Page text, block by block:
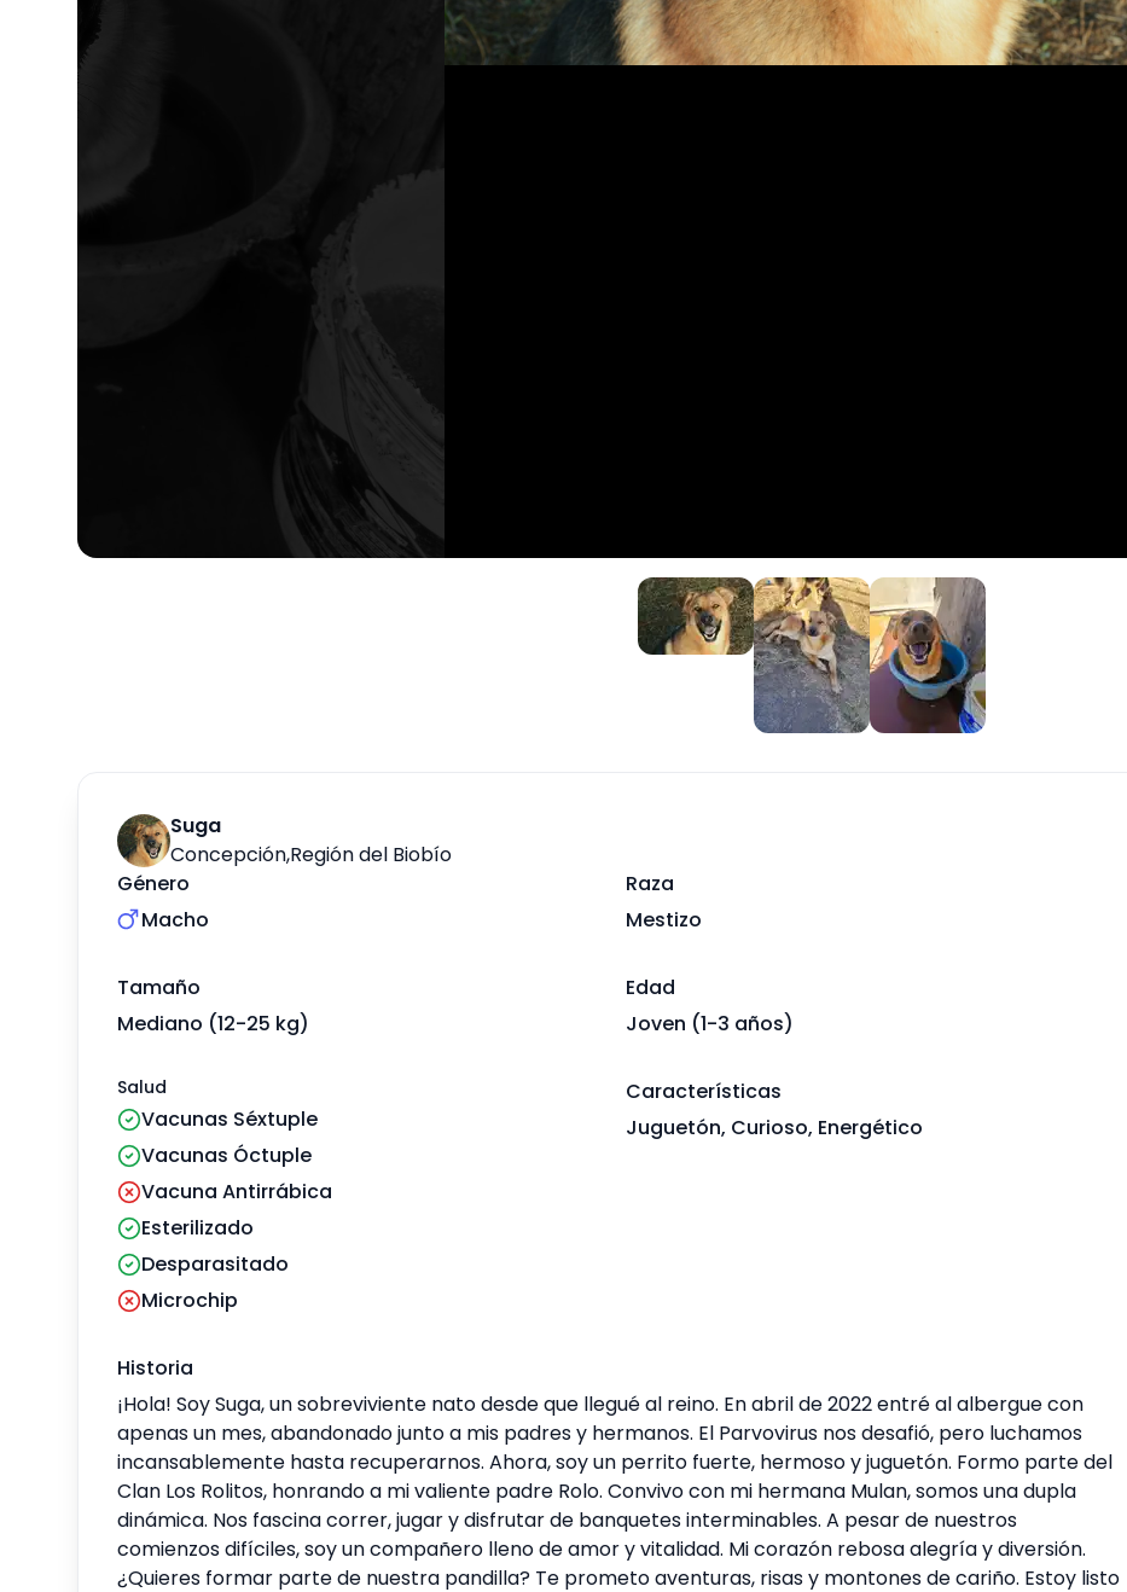
Suga
Concepción,Región del Biobío
Género
Macho
Raza
Mestizo
Tamaño
Mediano (12-25 kg)
Edad
Joven (1-3 años)
Salud
Vacunas Séxtuple
Vacunas Óctuple
Vacuna Antirrábica
Esterilizado
Desparasitado
Microchip
Características
Juguetón, Curioso, Energético
Historia
¡Hola! Soy Suga, un sobreviviente nato desde que llegué al reino. En abril de 2022 entré al albergue con
apenas un mes, abandonado junto a mis padres y hermanos. El Parvovirus nos desafió, pero luchamos
incansablemente hasta recuperarnos. Ahora, soy un perrito fuerte, hermoso y juguetón. Formo parte del
Clan Los Rolitos, honrando a mi valiente padre Rolo. Convivo con mi hermana Mulan, somos una dupla
dinámica. Nos fascina correr, jugar y disfrutar de banquetes interminables. A pesar de nuestros
comienzos difíciles, soy un compañero lleno de amor y vitalidad. Mi corazón rebosa alegría y diversión.
¿Quieres formar parte de nuestra pandilla? Te prometo aventuras, risas y montones de cariño. Estoy listo